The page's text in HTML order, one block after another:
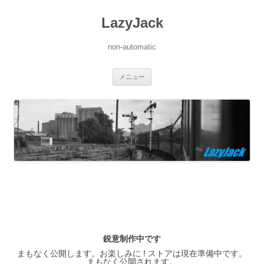
LazyJack
non-automatic
メニュー
ツ
へ
ス
キ
ッ
プ
鋭意制作中です
まもなく公開します。お楽しみに ! ストアは現在準備中です。
まもなく公開されます。